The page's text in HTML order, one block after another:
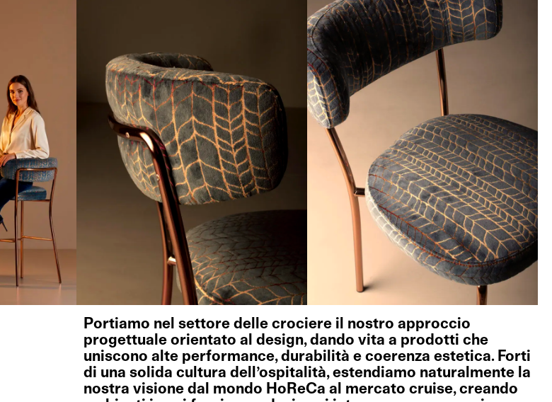
Portiamo nel settore delle crociere il nostro approccio
progettuale orientato al design, dando vita a prodotti che
uniscono alte performance, durabilità e coerenza estetica. Forti
di una solida cultura dell’ospitalità, estendiamo naturalmente la
nostra visione dal mondo HoReCa al mercato cruise, creando